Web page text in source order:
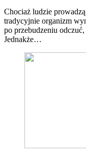
Chociaż ludzie
tradycyjnie organizm
po przebudzeniu
Jednakże…